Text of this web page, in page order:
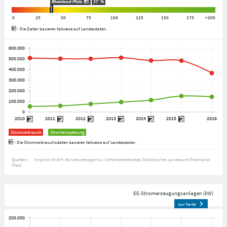
Rheinland-Pfalz 37 %
0 25 50 75 100 125 150 175
>200
- Die Daten basieren teilweise auf Landesdaten.
Stromverbrauch
Stromeinspeisung
- Die Stromverbrauchsdaten basieren teilweise auf Landesdaten.
Quellen: Amprion GmbH Bundesnetzagentur Verteilnetzbetreiber Statistisches Landesamt Rheinland-
Pfalz
EE-Stromerzeugungsanlagen (kW)
zur Karte